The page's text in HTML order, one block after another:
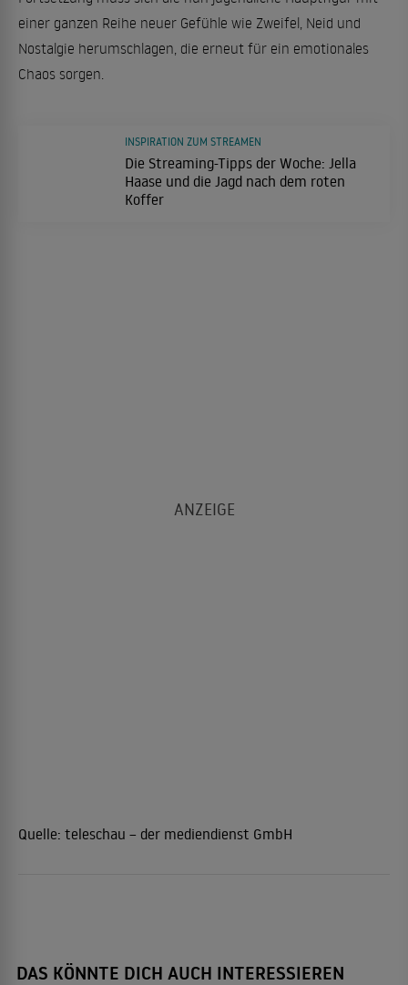
einer ganzen Reihe neuer Gefühle wie Zweifel, Neid und
Nostalgie herumschlagen, die erneut für ein emotionales
Chaos sorgen.
Die Streaming-Tipps der Woche: Jella
Haase und die Jagd nach dem roten
Koffer
INSPIRATION ZUM STREAMEN
Quelle: teleschau – der mediendienst GmbH
DAS KÖNNTE DICH AUCH INTERESSIEREN